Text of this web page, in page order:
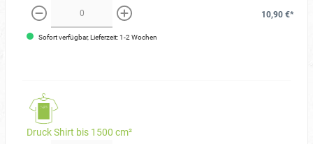
weniger mehr
10,90 €*
Sofort verfügbar, Lieferzeit: 1-2 Wochen
Druck Shirt bis 1500 cm²